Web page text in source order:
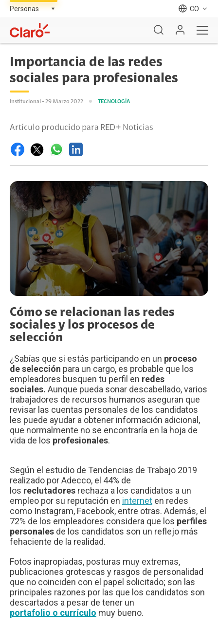
CO
Importancia de las redes
sociales para profesionales
Institucional - 29 Marzo 2022 TECNOLOGÍA
Artículo producido para RED+ Noticias
Cómo se relacionan las redes
sociales y los procesos de
selección
¿Sabías que si estás participando en un proceso
de selección para un cargo, es probable que los
empleadores busquen tu perfil en redes
sociales. Aunque pueda sonar descabellado, varios
trabajadores de recursos humanos aseguran que
revisar las cuentas personales de los candidatos
les puede ayudar a obtener información adicional,
que normalmente no se encontraría en la hoja de
vida de los profesionales.
Según el estudio de Tendencias de Trabajo 2019
realizado por Adecco, el 44% de
los reclutadores rechaza a los candidatos a un
empleo por su reputación en internet en redes
como Instagram, Facebook, entre otras. Además, el
72% de los empleadores considera que los perfiles
personales de los candidatos son un reflejo más
fehaciente de la realidad.
Fotos inapropiadas, posturas muy extremas,
publicaciones grotescas y rasgos de personalidad
que no coinciden con el papel solicitado; son las
principales razones por las que los candidatos son
descartados a pesar de tener un
portafolio o currículo muy bueno.